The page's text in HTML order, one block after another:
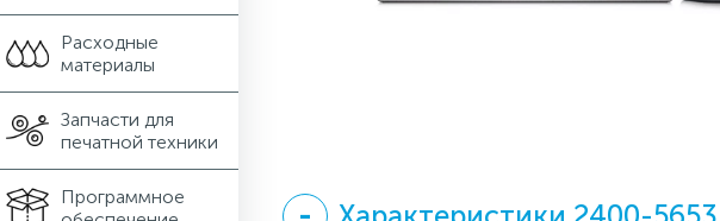
Расходные
материалы
Запчасти для
печатной техники
Программное